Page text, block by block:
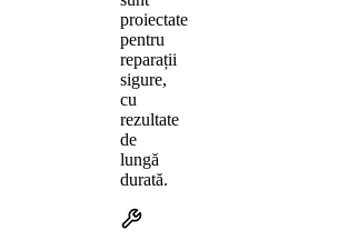
proiectate
pentru
reparații
sigure,
cu
rezultate
de
lungă
durată.